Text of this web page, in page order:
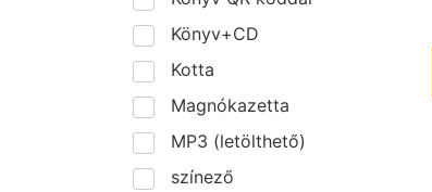
Könyv+CD
Kotta
Magnókazetta
MP3 (letölthető)
színező